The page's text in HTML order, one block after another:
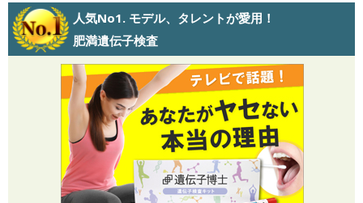
人気No1. モデル、タレントが愛用！
肥満遺伝子検査